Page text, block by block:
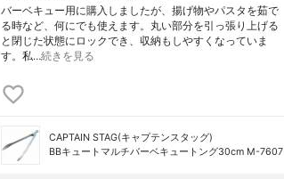
バーベキュー用に購入しましたが、揚げ物やパスタを茹で
る時など、何にでも使えます。丸い部分を引っ張り上げる
と閉じた状態にロックでき、収納もしやすくなっていま
す。私…続きを見る
CAPTAIN STAG(キャプテンスタッグ)
BBキュートマルチバーベキュートング30cm M-7607